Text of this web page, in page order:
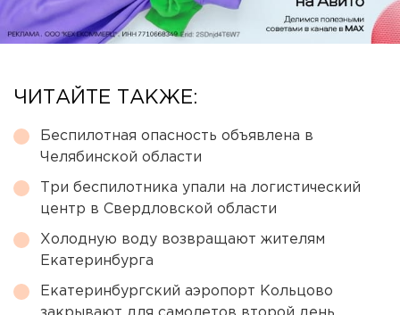
ЧИТАЙТЕ ТАКЖЕ:
Беспилотная опасность объявлена в
Челябинской области
Три беспилотника упали на логистический
центр в Свердловской области
Холодную воду возвращают жителям
Екатеринбурга
Екатеринбургский аэропорт Кольцово